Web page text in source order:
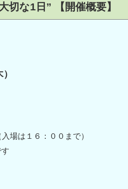
切な1日” 【開催概要】
入場は１６：００まで）